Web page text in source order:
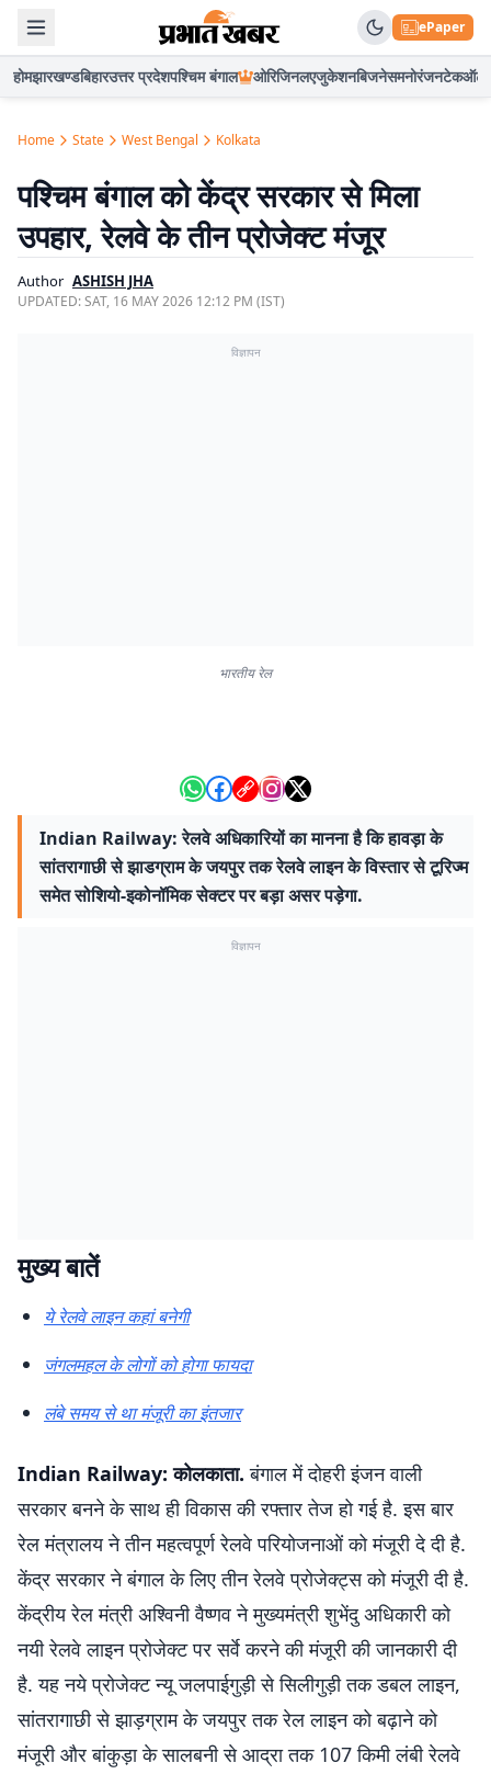
ePaper
होमझारखण्डबिहारउत्तर प्रदेशपश्चिम बंगाल ओरिजिनलएजुकेशनबिजनेसमनोरंजनटेकऑटो
Home State West Bengal Kolkata
पश्चिम बंगाल को केंद्र सरकार से मिला
उपहार, रेलवे के तीन प्रोजेक्ट मंजूर
Author ASHISH JHA
UPDATED:SAT, 16 MAY 2026 12:12 PM (IST)
विज्ञापन
भारतीय रेल
Indian Railway: रेलवे अधिकारियों का मानना है कि हावड़ा के
सांतरागाछी से झाडग्राम के जयपुर तक रेलवे लाइन के विस्तार से टूरिज्म
समेत सोशियो-इकोनॉमिक सेक्टर पर बड़ा असर पड़ेगा.
विज्ञापन
मुख्य बातें
ये रेलवे लाइन कहां बनेगी
जंगलमहल के लोगों को होगा फायदा
लंबे समय से था मंजूरी का इंतजार
Indian Railway: कोलकाता.बंगाल में दोहरी इंजन वाली
सरकार बनने के साथ ही विकास की रफ्तार तेज हो गई है. इस बार
रेल मंत्रालय ने तीन महत्वपूर्ण रेलवे परियोजनाओं को मंजूरी दे दी है.
केंद्र सरकार ने बंगाल के लिए तीन रेलवे प्रोजेक्ट्स को मंजूरी दी है.
केंद्रीय रेल मंत्री अश्विनी वैष्णव ने मुख्यमंत्री शुभेंदु अधिकारी को
नयी रेलवे लाइन प्रोजेक्ट पर सर्वे करने की मंजूरी की जानकारी दी
है. यह नये प्रोजेक्ट न्यू जलपाईगुड़ी से सिलीगुड़ी तक डबल लाइन,
सांतरागाछी से झाड़ग्राम के जयपुर तक रेल लाइन को बढ़ाने को
मंजूरी और बांकुड़ा के सालबनी से आद्रा तक 107 किमी लंबी रेलवे